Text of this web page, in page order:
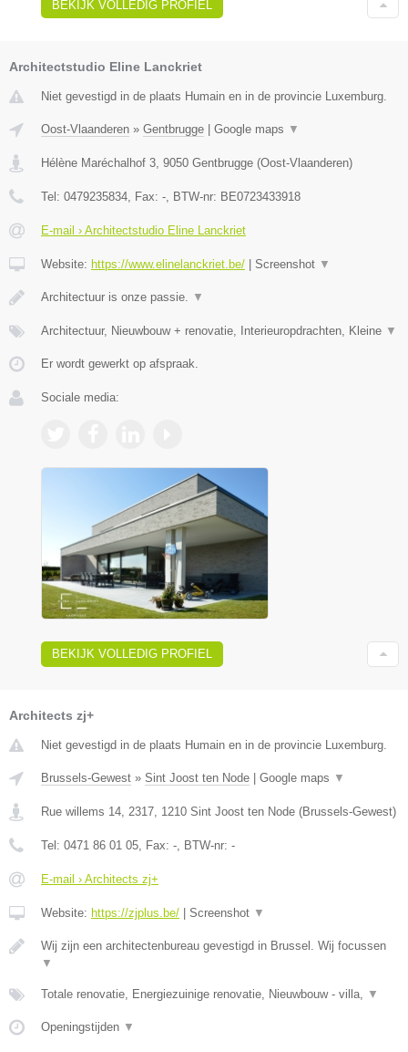
BEKIJK VOLLEDIG PROFIEL
Architectstudio Eline Lanckriet
Niet gevestigd in de plaats Humain en in de provincie Luxemburg.
Oost-Vlaanderen » Gentbrugge Google maps ▼
Hélène Maréchalhof 3 9050 Gentbrugge (Oost-Vlaanderen)
Tel: 0479235834 , Fax: - , BTW-nr: BE0723433918
E-mail › Architectstudio Eline Lanckriet
Website: https://www.elinelanckriet.be/ Screenshot ▼
Architectuur is onze passie. ▼
Architectuur, Nieuwbouw + renovatie, Interieuropdrachten, Kleine ▼
Er wordt gewerkt op afspraak.
Sociale media:
BEKIJK VOLLEDIG PROFIEL
Architects zj+
Niet gevestigd in de plaats Humain en in de provincie Luxemburg.
Brussels-Gewest » Sint Joost ten Node | Google maps ▼
Rue willems 14, 2317 1210 Sint Joost ten Node (Brussels-Gewest)
Tel: 0471 86 01 05 , Fax: - , BTW-nr: -
E-mail › Architects zj+
Website: https://zjplus.be/ | Screenshot ▼
Wij zijn een architectenbureau gevestigd in Brussel. Wij focussen
▼
Totale renovatie, Energiezuinige renovatie, Nieuwbouw - villa, ▼
Openingstijden ▼